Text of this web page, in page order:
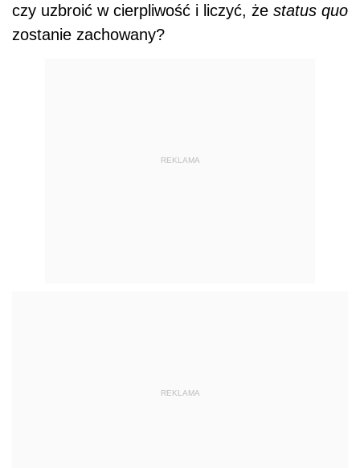
czy uzbroić w cierpliwość i liczyć, że status quo
zostanie zachowany?
REKLAMA
REKLAMA